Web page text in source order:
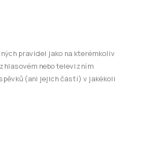
pravidel jako na kterémkoliv
nebo televizním
(ani jejich částí) v jakékoli